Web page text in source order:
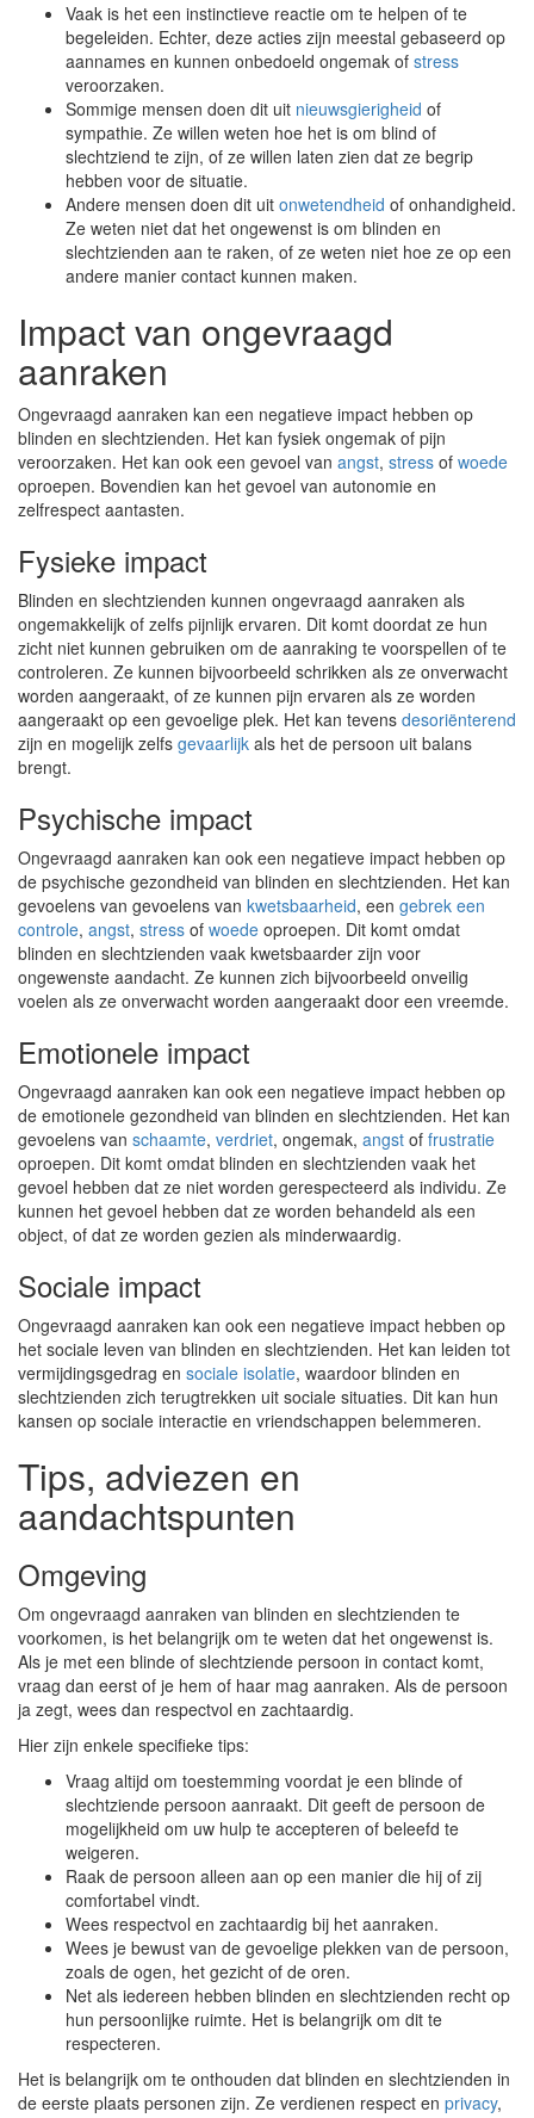
Vaak is het een instinctieve reactie om te helpen of te
begeleiden. Echter, deze acties zijn meestal gebaseerd op
aannames en kunnen onbedoeld ongemak of stress
veroorzaken.
Sommige mensen doen dit uit nieuwsgierigheid of
sympathie. Ze willen weten hoe het is om blind of
slechtziend te zijn, of ze willen laten zien dat ze begrip
hebben voor de situatie.
Andere mensen doen dit uit onwetendheid of onhandigheid.
Ze weten niet dat het ongewenst is om blinden en
slechtzienden aan te raken, of ze weten niet hoe ze op een
andere manier contact kunnen maken.
Impact van ongevraagd
aanraken
Ongevraagd aanraken kan een negatieve impact hebben op
blinden en slechtzienden. Het kan fysiek ongemak of pijn
veroorzaken. Het kan ook een gevoel van angst, stress of woede
oproepen. Bovendien kan het gevoel van autonomie en
zelfrespect aantasten.
Fysieke impact
Blinden en slechtzienden kunnen ongevraagd aanraken als
ongemakkelijk of zelfs pijnlijk ervaren. Dit komt doordat ze hun
zicht niet kunnen gebruiken om de aanraking te voorspellen of te
controleren. Ze kunnen bijvoorbeeld schrikken als ze onverwacht
worden aangeraakt, of ze kunnen pijn ervaren als ze worden
aangeraakt op een gevoelige plek. Het kan tevens desoriënterend
zijn en mogelijk zelfs gevaarlijk als het de persoon uit balans
brengt.
Psychische impact
Ongevraagd aanraken kan ook een negatieve impact hebben op
de psychische gezondheid van blinden en slechtzienden. Het kan
gevoelens van gevoelens van kwetsbaarheid, een gebrek een
controle, angst, stress of woede oproepen. Dit komt omdat
blinden en slechtzienden vaak kwetsbaarder zijn voor
ongewenste aandacht. Ze kunnen zich bijvoorbeeld onveilig
voelen als ze onverwacht worden aangeraakt door een vreemde.
Emotionele impact
Ongevraagd aanraken kan ook een negatieve impact hebben op
de emotionele gezondheid van blinden en slechtzienden. Het kan
gevoelens van schaamte, verdriet, ongemak, angst of frustratie
oproepen. Dit komt omdat blinden en slechtzienden vaak het
gevoel hebben dat ze niet worden gerespecteerd als individu. Ze
kunnen het gevoel hebben dat ze worden behandeld als een
object, of dat ze worden gezien als minderwaardig.
Sociale impact
Ongevraagd aanraken kan ook een negatieve impact hebben op
het sociale leven van blinden en slechtzienden. Het kan leiden tot
vermijdingsgedrag en sociale isolatie, waardoor blinden en
slechtzienden zich terugtrekken uit sociale situaties. Dit kan hun
kansen op sociale interactie en vriendschappen belemmeren.
Tips, adviezen en
aandachtspunten
Omgeving
Om ongevraagd aanraken van blinden en slechtzienden te
voorkomen, is het belangrijk om te weten dat het ongewenst is.
Als je met een blinde of slechtziende persoon in contact komt,
vraag dan eerst of je hem of haar mag aanraken. Als de persoon
ja zegt, wees dan respectvol en zachtaardig.
Hier zijn enkele specifieke tips:
Vraag altijd om toestemming voordat je een blinde of
slechtziende persoon aanraakt. Dit geeft de persoon de
mogelijkheid om uw hulp te accepteren of beleefd te
weigeren.
Raak de persoon alleen aan op een manier die hij of zij
comfortabel vindt.
Wees respectvol en zachtaardig bij het aanraken.
Wees je bewust van de gevoelige plekken van de persoon,
zoals de ogen, het gezicht of de oren.
Net als iedereen hebben blinden en slechtzienden recht op
hun persoonlijke ruimte. Het is belangrijk om dit te
respecteren.
Het is belangrijk om te onthouden dat blinden en slechtzienden in
de eerste plaats personen zijn. Ze verdienen respect en privacy,